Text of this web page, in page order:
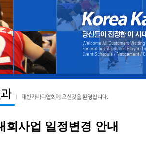
회사업 일정변경 안내